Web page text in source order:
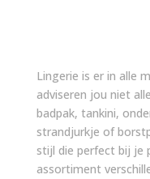
Lingerie is er in alle
adviseren jou niet
badpak, tankini,
strandjurkje of
stijl die perfect bij je
assortiment